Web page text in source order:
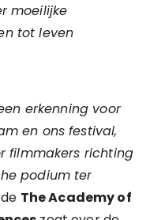
moeilijke
tot leven
erkenning voor
en ons festival,
filmmakers richting
podium ter
The Academy of